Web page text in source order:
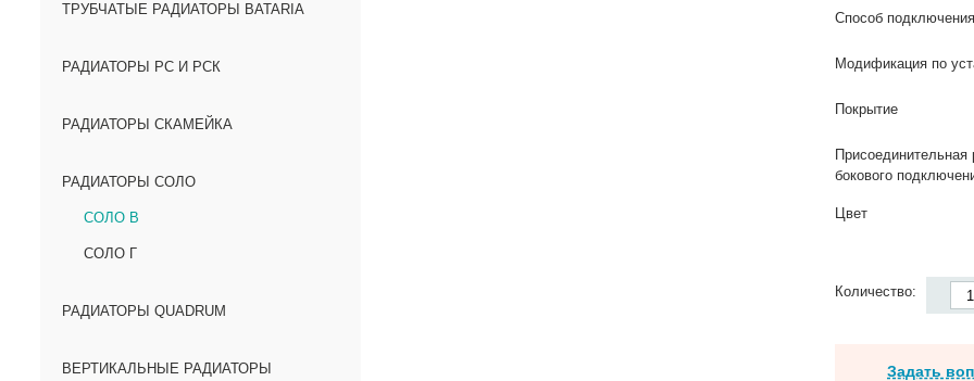
ТРУБЧАТЫЕ РАДИАТОРЫ BATARIA
РАДИАТОРЫ РС И РСК
РАДИАТОРЫ СКАМЕЙКА
РАДИАТОРЫ СОЛО
СОЛО В
СОЛО Г
РАДИАТОРЫ QUADRUM
ВЕРТИКАЛЬНЫЕ РАДИАТОРЫ
Способ подключения
Модификация по
Покрытие
Присоединительная
бокового
Цвет
Количество:
Задать